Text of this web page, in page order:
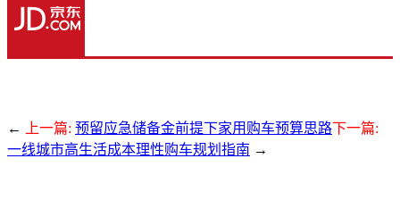
← 上一篇: 预留应急储备金前提下家用购车预算思路下一篇:
一线城市高生活成本理性购车规划指南 →